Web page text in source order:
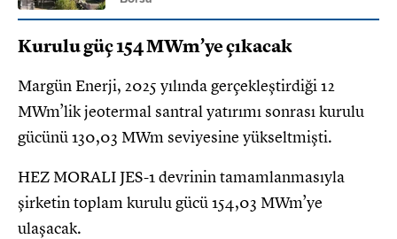
Kurulu güç 154 MWm’ye çıkacak
Margün Enerji, 2025 yılında gerçekleştirdiği 12
MWm’lik jeotermal santral yatırımı sonrası kurulu
gücünü 130,03 MWm seviyesine yükseltmişti.
HEZ MORALI JES-1 devrinin tamamlanmasıyla
şirketin toplam kurulu gücü 154,03 MWm’ye
ulaşacak.